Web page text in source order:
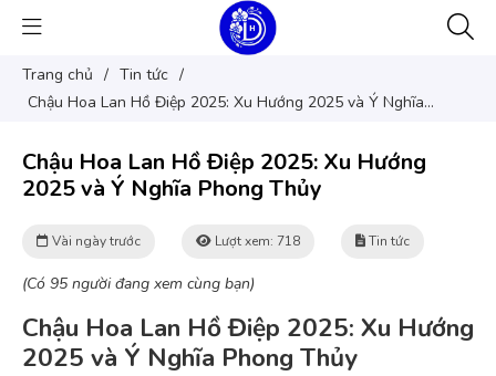
Trang chủ / Tin tức /
Chậu Hoa Lan Hồ Điệp 2025: Xu Hướng 2025 và Ý Nghĩa
Chậu Hoa Lan Hồ Điệp 2025: Xu Hướng
2025 và Ý Nghĩa Phong Thủy
Vài ngày trước Lượt xem: 718 Tin tức
(Có 95 người đang xem cùng bạn)
Chậu Hoa Lan Hồ Điệp 2025: Xu Hướng
2025 và Ý Nghĩa Phong Thủy